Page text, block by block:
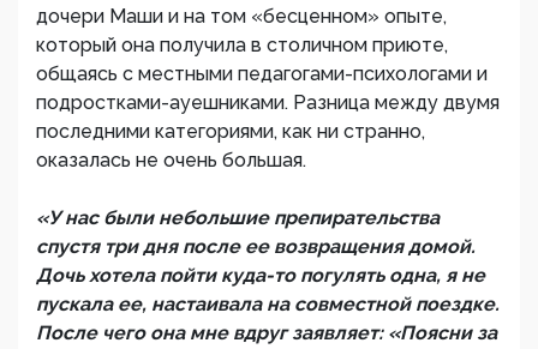
дочери Маши и на том «бесценном» опыте,
который она получила в столичном приюте,
общаясь с местными педагогами-психологами и
подростками-ауешниками. Разница между двумя
последними категориями, как ни странно,
оказалась не очень большая.
«У нас были небольшие препирательства
спустя три дня после ее возвращения домой.
Дочь хотела пойти куда-то погулять одна, я не
пускала ее, настаивала на совместной поездке.
После чего она мне вдруг заявляет: «Поясни за